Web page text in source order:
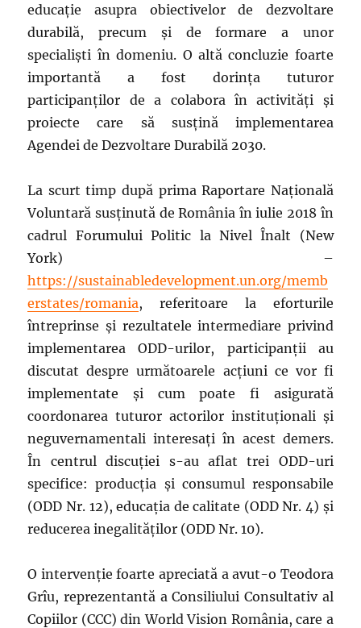
educație asupra obiectivelor de dezvoltare
durabilă, precum și de formare a unor
specialiști în domeniu. O altă concluzie foarte
importantă a fost dorința tuturor
participanților de a colabora în activități și
proiecte care să susțină implementarea
Agendei de Dezvoltare Durabilă 2030.
La scurt timp după prima Raportare Națională
Voluntară susținută de România în iulie 2018 în
cadrul Forumului Politic la Nivel Înalt (New
York) –
https://sustainabledevelopment.un.org/memb
erstates/romania, referitoare la eforturile
întreprinse și rezultatele intermediare privind
implementarea ODD-urilor, participanții au
discutat despre următoarele acțiuni ce vor fi
implementate și cum poate fi asigurată
coordonarea tuturor actorilor instituționali și
neguvernamentali interesați în acest demers.
În centrul discuției s-au aflat trei ODD-uri
specifice: producția și consumul responsabile
(ODD Nr. 12), educația de calitate (ODD Nr. 4) și
reducerea inegalităților (ODD Nr. 10).
O intervenție foarte apreciată a avut-o Teodora
Grîu, reprezentantă a Consiliului Consultativ al
Copiilor (CCC) din World Vision România, care a